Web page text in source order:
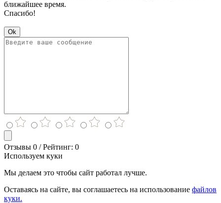
ближайшее время.
Спасибо!
Ok
Отзывы 0 / Рейтинг: 0
Используем куки
Мы делаем это чтобы сайт работал лучше.
Оставаясь на сайте, вы соглашаетесь на использование файлов
куки.